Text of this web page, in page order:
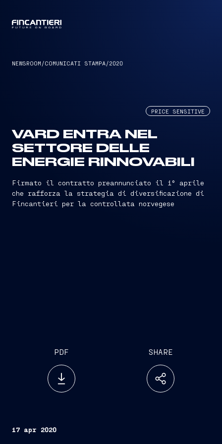
NEWSROOM /COMUNICATI STAMPA/2020
PRICE SENSITIVE
VARD ENTRA NEL
SETTORE DELLE
ENERGIE RINNOVABILI
Firmato il contratto preannunciato il 1° aprile
che rafforza la strategia di diversificazione di
Fincantieri per la controllata norvegese
PDF SHARE
17 apr 2020